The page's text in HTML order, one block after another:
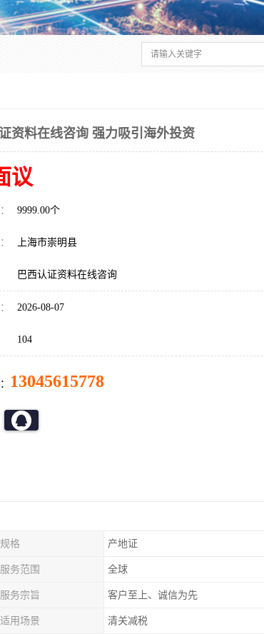
资料在线咨询 强力吸引海外投资
议
9999.00个
上海市崇明县
巴西认证资料在线咨询
2026-08-07
104
13045615778
规格 产地证
服务范围 全球
服务宗旨 客户至上、诚信为先
适用场景 清关减税